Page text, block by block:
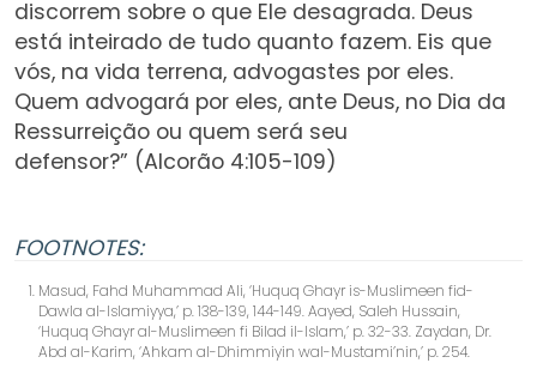
discorrem sobre o que Ele desagrada. Deus
está inteirado de tudo quanto fazem. Eis que
vós, na vida terrena, advogastes por eles.
Quem advogará por eles, ante Deus, no Dia da
Ressurreição ou quem será seu
defensor?” (Alcorão 4:105-109)
FOOTNOTES:
Masud, Fahd Muhammad Ali, ‘Huquq Ghayr is-Muslimeen fid-
Dawla al-Islamiyya,’ p. 138-139, 144-149. Aayed, Saleh Hussain,
‘Huquq Ghayr al-Muslimeen fi Bilad il-Islam,’ p. 32-33. Zaydan, Dr.
Abd al-Karim, ‘Ahkam al-Dhimmiyin wal-Mustami’nin,’ p. 254.